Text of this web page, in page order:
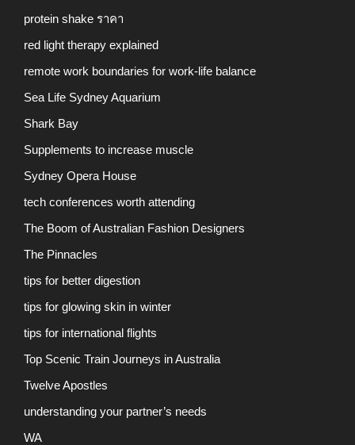
protein shake ราคา
red light therapy explained
remote work boundaries for work-life balance
Sea Life Sydney Aquarium
Shark Bay
Supplements to increase muscle
Sydney Opera House
tech conferences worth attending
The Boom of Australian Fashion Designers
The Pinnacles
tips for better digestion
tips for glowing skin in winter
tips for international flights
Top Scenic Train Journeys in Australia
Twelve Apostles
understanding your partner’s needs
WA